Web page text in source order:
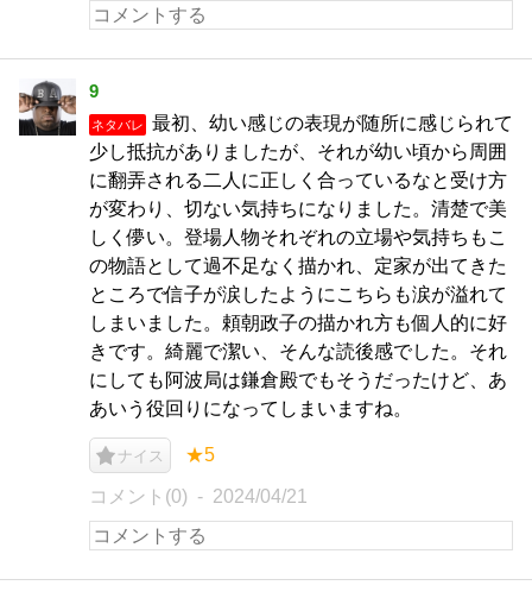
9
ネタバレ
最初、幼い感じの表現が随所に感じられて
少し抵抗がありましたが、それが幼い頃から周囲
に翻弄される二人に正しく合っているなと受け方
が変わり、切ない気持ちになりました。清楚で美
しく儚い。登場人物それぞれの立場や気持ちもこ
の物語として過不足なく描かれ、定家が出てきた
ところで信子が涙したようにこちらも涙が溢れて
しまいました。頼朝政子の描かれ方も個人的に好
きです。綺麗で潔い、そんな読後感でした。それ
にしても阿波局は鎌倉殿でもそうだったけど、あ
あいう役回りになってしまいますね。
ナイス ★5
コメント(0) 2024/04/21